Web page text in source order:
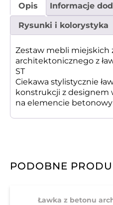
Opis Informacje
Rysunki i kolorystyka
Zestaw mebli miejskich
architektonicznego z
ST
Ciekawa stylistycznie
konstrukcji z designem
na elemencie
PODOBNE
Ławka z betonu